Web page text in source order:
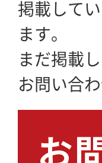
掲載して
ます。
まだ掲載
お問い合